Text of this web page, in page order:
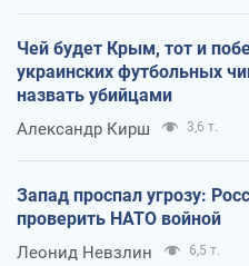
Чей будет Крым, тот и
украинских футбольных
назвать убийцами
Александр Кирш 3,6 т.
Запад проспал угрозу:
проверить НАТО войной
Леонид Невзлин 6,5 т.